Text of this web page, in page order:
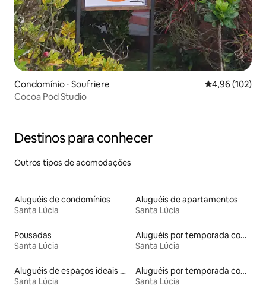
Condomínio ⋅ Soufriere 4,96 de uma
4,96 (102)
Cocoa Pod Studio
Destinos para conhecer
Outros tipos de acomodações
Aluguéis de condomínios
Santa Lúcia
Aluguéis de apartamentos
Santa Lúcia
Pousadas
Santa Lúcia
Aluguéis por temporada com café da manhã
Santa Lúcia
Aluguéis de espaços ideais para famílias
Santa Lúcia
Aluguéis por temporada com suítes privativas
Santa Lúcia